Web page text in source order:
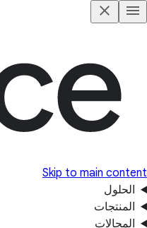
Skip to main content
الحلول
المنتجات
المجالات